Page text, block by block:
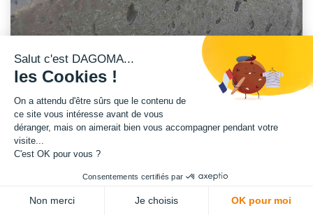
Découvrez commentDAGOMA accompagné le groupe KILOUTOUpour
un projet de branding de rails en béton. La problématique ?Concevoir un
produit qui puisse se fixer de manière définitive sur des rails en
béton, afin d’identifier la marque, tout en limitant les vols.
LE BESOIN DE KILOUTOU
entreprise spécialisée dans la location de matériel
Salut c'est DAGOMA...
les Cookies !
On a attendu d'être sûrs que le contenu de
ce site vous intéresse avant de vous
déranger, mais on aimerait bien vous accompagner pendant votre
visite...
C'est OK pour vous ?
Consentements certifiés par
Non merci Je choisis OK pour moi